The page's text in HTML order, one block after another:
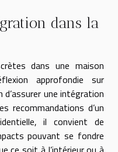
dans la
dans une maison
approfondie sur
une intégration
recommandations d’un
il convient de
pouvant se fondre